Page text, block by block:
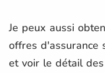
Je peux aussi
offres d'assurance
et voir le détail